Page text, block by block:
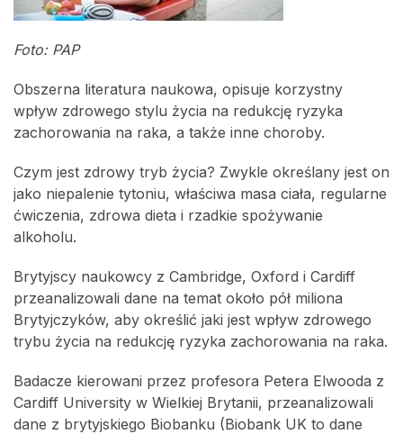
Foto: PAP
Obszerna literatura naukowa, opisuje korzystny
wpływ zdrowego stylu życia na redukcję ryzyka
zachorowania na raka, a także inne choroby.
Czym jest zdrowy tryb życia? Zwykle określany jest on
jako niepalenie tytoniu, właściwa masa ciała, regularne
ćwiczenia, zdrowa dieta i rzadkie spożywanie
alkoholu.
Brytyjscy naukowcy z Cambridge, Oxford i Cardiff
przeanalizowali dane na temat około pół miliona
Brytyjczyków, aby określić jaki jest wpływ zdrowego
trybu życia na redukcję ryzyka zachorowania na raka.
Badacze kierowani przez profesora Petera Elwooda z
Cardiff University w Wielkiej Brytanii, przeanalizowali
dane z brytyjskiego Biobanku (Biobank UK to dane